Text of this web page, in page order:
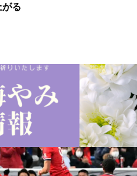
がる